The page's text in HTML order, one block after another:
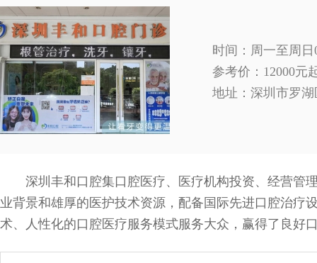
时间：周一至周日
参考价：12000元
地址： 深圳市罗
深圳丰和口腔集口腔医疗、医疗机构投资、经营管
业背景和雄厚的医护技术资源，配备国际先进口腔治疗
术、人性化的口腔医疗服务模式服务大众，赢得了良好